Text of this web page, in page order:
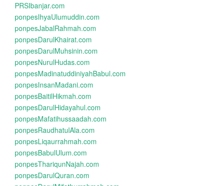
PRSIbanjar.com
ponpesIhyaUlumuddin.com
ponpesJabalRahmah.com
ponpesDarulKhairat.com
ponpesDarulMuhsinin.com
ponpesNurulHudas.com
ponpesMadinatuddiniyahBabul.com
ponpesInsanMadani.com
ponpesBaitilHikmah.com
ponpesDarulHidayahul.com
ponpesMafatihussaadah.com
ponpesRaudhatulAla.com
ponpesLiqaurrahmah.com
ponpesBabulUlum.com
ponpesThariqunNajah.com
ponpesDarulQuran.com